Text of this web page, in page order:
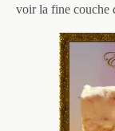
voir la fine couche